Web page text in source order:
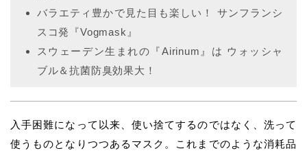
バラエティ豊かで見た目も楽しい！ サンフランシ
スコ発『Vogmask』
スウェーデン生まれの『Airinum』は ウォッシャ
ブル＆抗菌防臭効果大！
入手困難になって以来、使い捨てするのではなく、洗って
使うものとなりつつあるマスク。これまでのような消耗品